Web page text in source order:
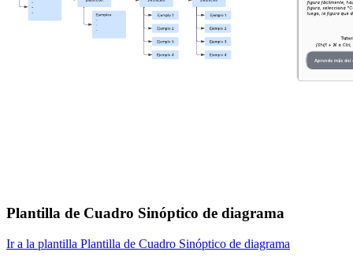
Plantilla de Cuadro Sinóptico de diagrama
Ir a la plantilla Plantilla de Cuadro Sinóptico de diagrama